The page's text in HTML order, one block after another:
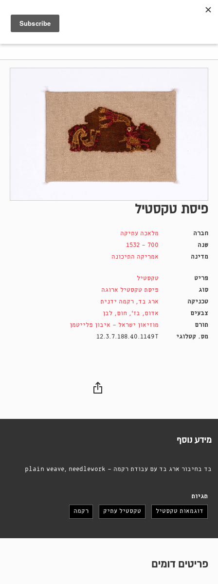
פיסת טקסטיל
חברה
מלאכה עתיקה
שנה
700 - 1532
מדינה
אמריקה התיכונה
פריט
טקסטיל
סוג
פיסת טקסטיל ארוגה
טכניקה
ארג בד, רקמה ידנית
צבעים
אדום, בז', חום, לבן
תורם
מוזיאון ישראל - איבון פלייטמן
מס. קטלוגי
12.3.7.188.40.1149T
מידע נוסף
בד בחיבור ארג בד עם עבודת רקמה - plain weave, needlework
תגיות
דוגמאות טקסטיל טקסטיל עתיק רקמה
פריטים דומים